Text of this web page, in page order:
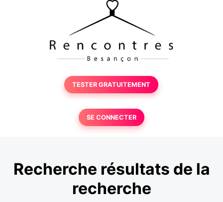
TESTER GRATUITEMENT
SE CONNECTER
Recherche résultats de la
recherche